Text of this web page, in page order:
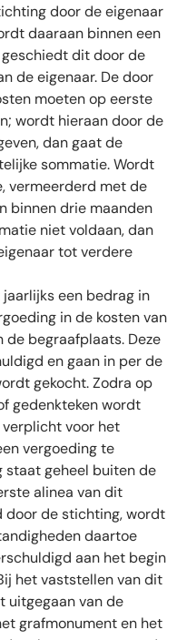
door de eigenaar
daaraan binnen een
dit door de
de eigenaar. De door
moeten op eerste
wordt hieraan door de
dan gaat de
sommatie. Wordt
vermeerderd met de
binnen drie maanden
niet voldaan, dan
tot verdere
een bedrag in
in de kosten van
de begraafplaats. Deze
en gaan in per de
gekocht. Zodra op
gedenkteken wordt
voor het
vergoeding te
staat geheel buiten de
alinea van dit
door de stichting, wordt
daartoe
aan het begin
het vaststellen van dit
uitgegaan van de
grafmonument en het